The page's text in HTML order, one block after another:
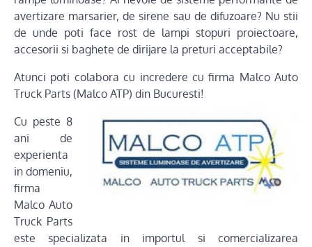
avertizare marsarier, de sirene sau de difuzoare? Nu stii
de unde poti face rost de lampi stopuri proiectoare,
accesorii si baghete de dirijare la preturi acceptabile?
Atunci poti colabora cu incredere cu firma Malco Auto
Truck Parts (Malco ATP) din Bucuresti!
Cu peste 8
ani de
experienta
in domeniu,
firma
Malco Auto
Truck Parts
este specializata in importul si comercializarea